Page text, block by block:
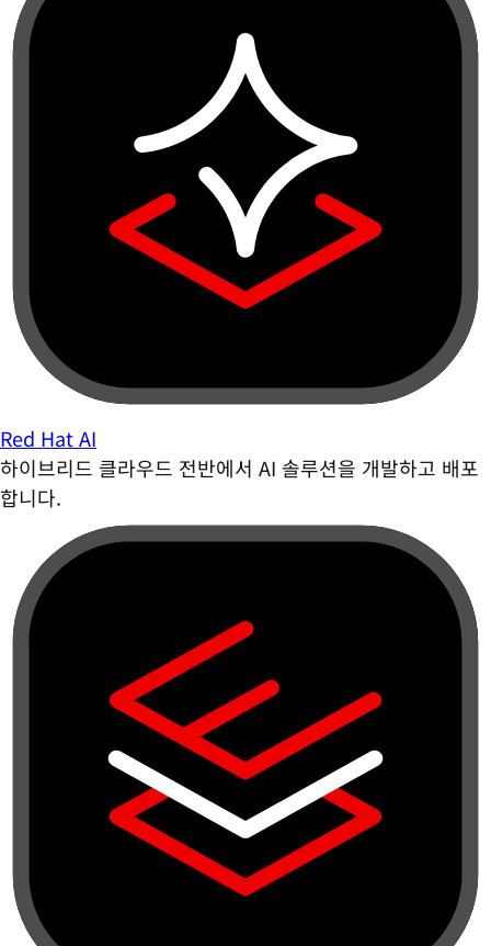
Red Hat AI
하이브리드 클라우드 전반에서 AI 솔루션을 개발하고 배포
합니다.